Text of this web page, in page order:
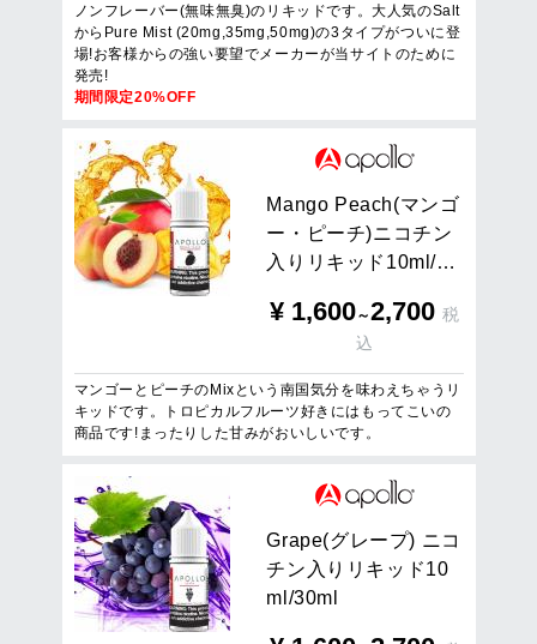
ノンフレーバー(無味無臭)のリキッドです。大人気のSalt
からPure Mist (20mg,35mg,50mg)の3タイプがついに登
場!お客様からの強い要望でメーカーが当サイトのために
発売!
期間限定20%OFF
Mango Peach(マン ゴ
ー ・ ピーチ)ニ コチ ン
入 り リ キ ッ ド 10m l/…
¥ 1,600～2,700税
込
マンゴーとピーチのMixという南国気分を味わえちゃうリ
キッドです。トロピカルフルーツ好きにはもってこいの
商品です!まったりした甘みがおいしいです。
Grape(グレープ) ニコ
チ ン 入 り リ キ ッ ド10
m /30m